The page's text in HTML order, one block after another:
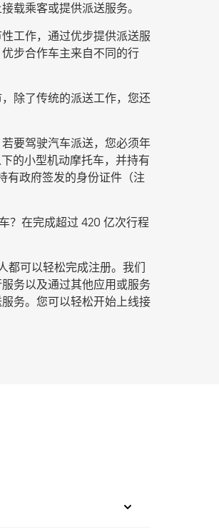
载乘客或提供派送服务。
工作，通过优步提供派送服
步合作车主来自不同的行
除了传统的派送工作，您还
要驾驶汽车派送，您必须年
的小型机动摩托车，并持有
有政府签发的身份证件（注
？在完成超过 420 亿次行程
都可以轻松完成注册。我们
务以及通过其他应用或服务
务。您可以轻松开始上线接